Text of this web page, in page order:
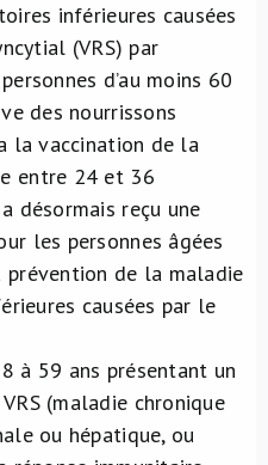
inférieures causées
(VRS) par
d’au moins 60
des nourrissons
la vaccination de la
entre 24 et 36
désormais reçu une
les personnes âgées
prévention de la maladie
causées par le
à 59 ans présentant un
(maladie chronique
ou hépatique, ou